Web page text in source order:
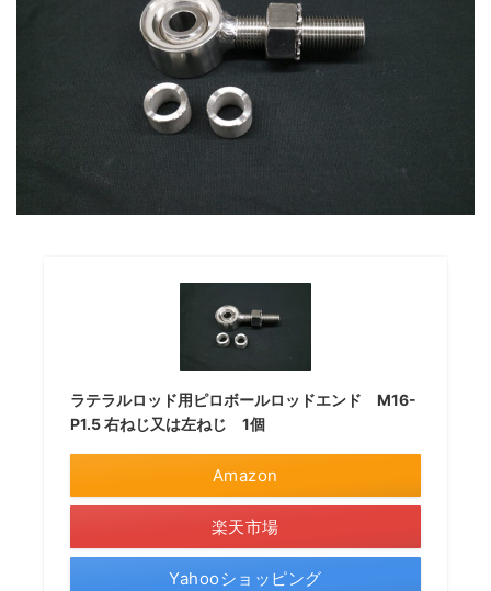
ラテラルロッド用ピロボールロッドエンド M16-
P1.5 右ねじ又は左ねじ 1個
Amazon
楽天市場
Yahooショッピング